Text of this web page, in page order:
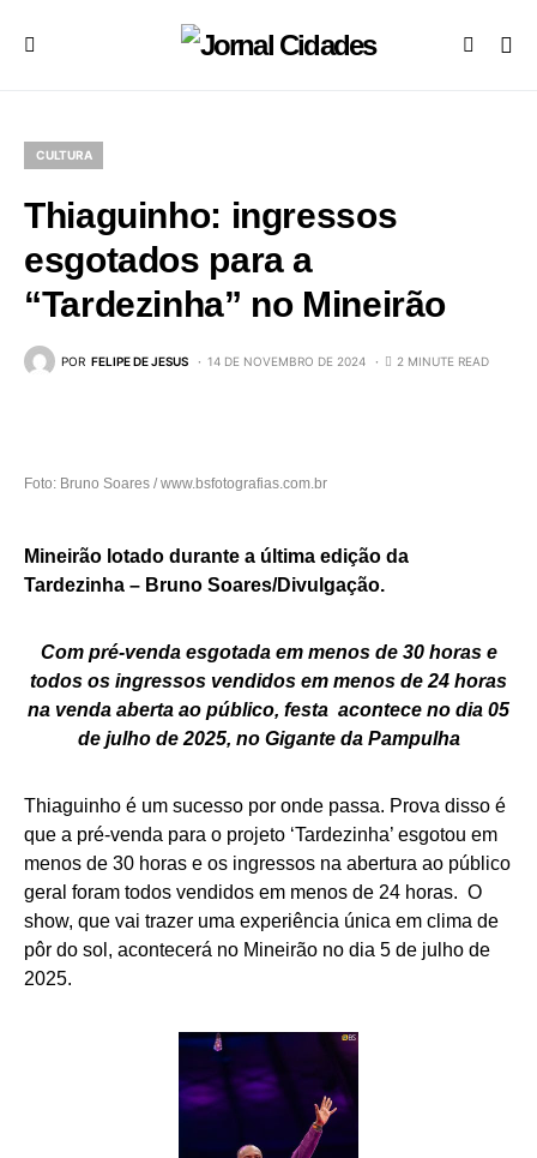
CULTURA
Thiaguinho: ingressos
esgotados para a
“Tardezinha” no Mineirão
POR FELIPE DE JESUS 14 DE NOVEMBRO DE 2024 2 MINUTE READ
Foto: Bruno Soares / www.bsfotografias.com.br
Mineirão lotado durante a última edição da
Tardezinha – Bruno Soares/Divulgação.
Com pré-venda esgotada em menos de 30 horas e
todos os ingressos vendidos em menos de 24 horas
na venda aberta ao público, festa acontece no dia 05
de julho de 2025, no Gigante da Pampulha
Thiaguinho é um sucesso por onde passa. Prova disso é
que a pré-venda para o projeto ‘Tardezinha’ esgotou em
menos de 30 horas e os ingressos na abertura ao público
geral foram todos vendidos em menos de 24 horas. O
show, que vai trazer uma experiência única em clima de
pôr do sol, acontecerá no Mineirão no dia 5 de julho de
2025.